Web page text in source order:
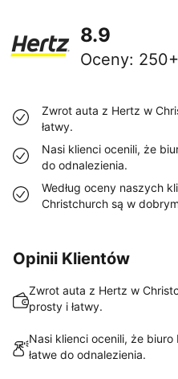
8.9
Oceny: 250+
Zwrot auta z Hertz w
łatwy.
Nasi klienci ocenili, że
do odnalezienia.
Według oceny naszych
Christchurch są w
Opinii Klientów
Zwrot auta z Hertz w
prosty i łatwy.
Nasi klienci ocenili, że
łatwe do odnalezienia.